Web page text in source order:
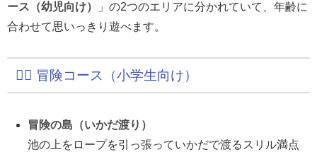
ース（幼児向け）
」の2つのエリアに分かれていて、年齢に
合わせて思いっきり遊べます。
🧗‍♂️ 冒険コース（小学生向け）
冒険の島（いかだ渡り）
池の上をロープを引っ張っていかだで渡るスリル満点